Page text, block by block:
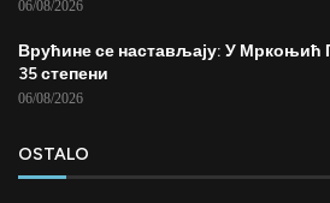
06/08/2026
Врућине се настављају: У Мркоњић
35 степени
06/08/2026
OSTALO